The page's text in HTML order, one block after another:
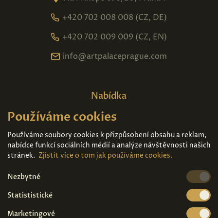
+420 702 008 008 (CZ, DE)
+420 702 009 009 (CZ, EN)
info@artpalaceprague.com
Nabídka
Domů
Expozice
Kontakt
Díla k prodeji
Vstupenky
Používáme cookies
Používáme soubory cookies k přizpůsobení obsahu a reklam,
nabídce funkcí sociálních médií a analýze návštěvnosti našich
stránek. Zjistit více o tom jak používáme cookies.
Nezbytné
Statististické
Marketingové